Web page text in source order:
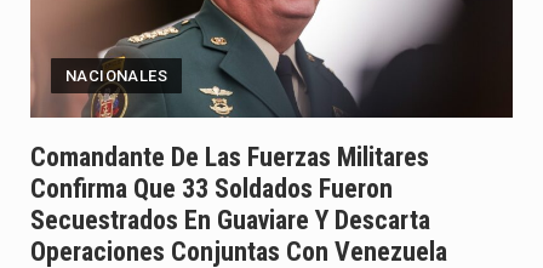
NACIONALES
Comandante De Las Fuerzas Militares
Confirma Que 33 Soldados Fueron
Secuestrados En Guaviare Y Descarta
Operaciones Conjuntas Con Venezuela